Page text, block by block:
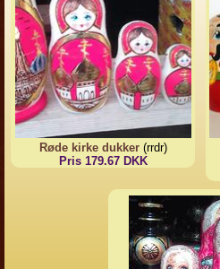
Røde kirke dukker(rrdr)
Pris 179.67 DKK